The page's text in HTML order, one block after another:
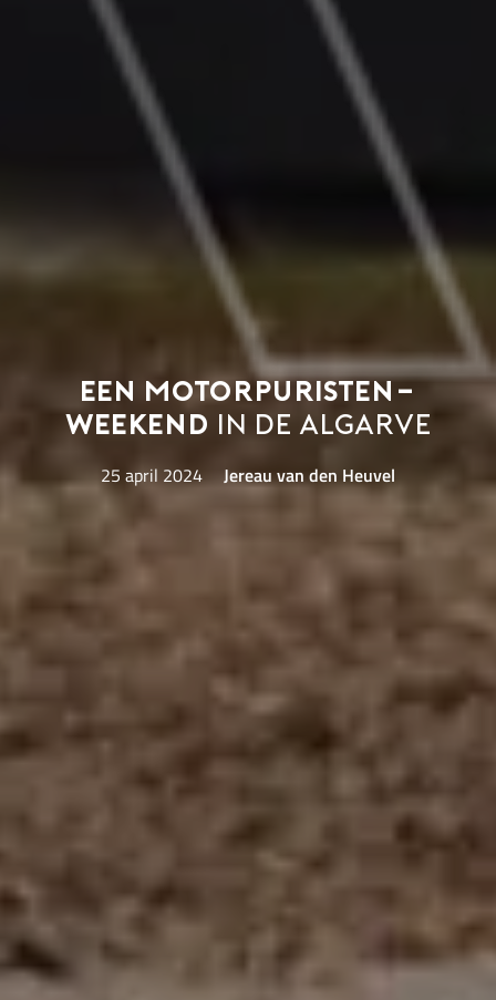
Een motorpuristen-
weekend in de Algarve
25 april 2024 Jereau van den Heuvel